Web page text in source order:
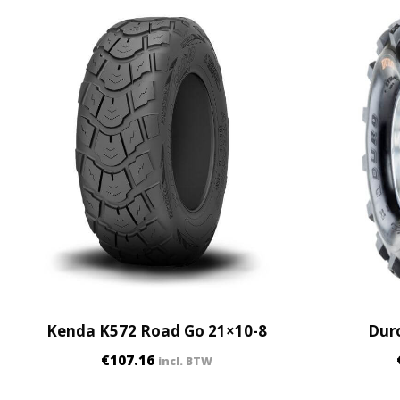
Kenda K572 Road Go 21×10-8
€107.16 incl. BTW